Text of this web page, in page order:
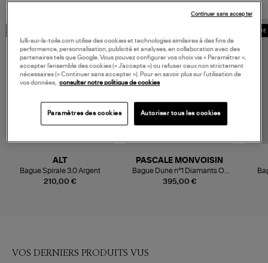
210,00 €
ALT
Bague Spirale 3.0 Argent
395,00 €
PASCALE MONVOISIN
Bague Dune n°1 Diamants Or
Jaune
VOS DERNIERS PRODUITS VUS
lulli-sur-la-toile.com utilise des cookies et technologies similaires à des fins de
performance, personnalisation, publicité et analyses, en collaboration avec des
partenaires tels que Google. Vous pouvez configurer vos choix via « Paramétrer »,
accepter l’ensemble des cookies (« J’accepte ») ou refuser ceux non strictement
nécessaires (« Continuer sans accepter »). Pour en savoir plus sur l’utilisation de
vos données, consulter notre politique de cookies
Paramètres des cookies Autoriser tous les cookies
Continuer sans accepter